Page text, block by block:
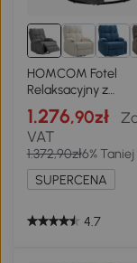
HOMCOM Fotel
Relaksacyjny z
Podnóżkiem, Fotel
Obrotowy, do 150
Konstrukcja Stalowa,
88x96x108cm,
Ciemnoszary
1.276,90zł
VAT
1.372,90zł6% Taniej
SUPERCENA
4.7